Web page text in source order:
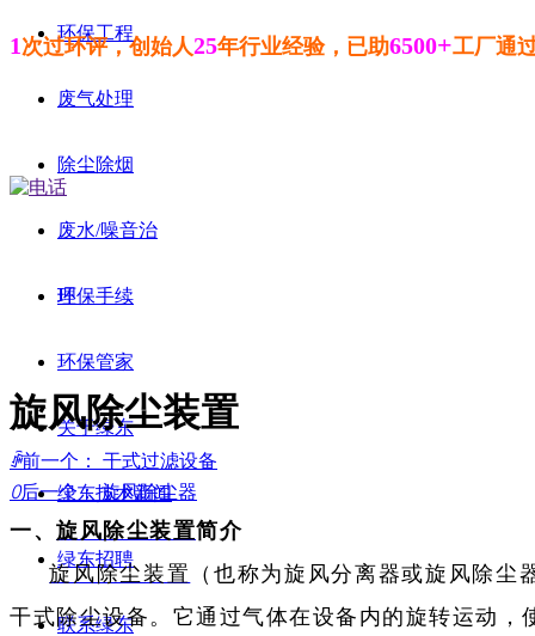
环保工程
废气处理
除尘除烟
废水/噪音治
理
环保手续
环保管家
关于绿东
绿东技术新闻
绿东招聘
联系绿东
1 次过环评，创始人25年行业经验，已助6500+工厂通
旋风除尘装置
ꄴ前一个：
干式过滤设备
ꄲ后一个： 旋风除尘器
一、 旋风除尘装置简介
旋风除尘装置
（也称为旋风分离器或旋风除
干式除尘设备。它通过气体在设备内的旋转运动